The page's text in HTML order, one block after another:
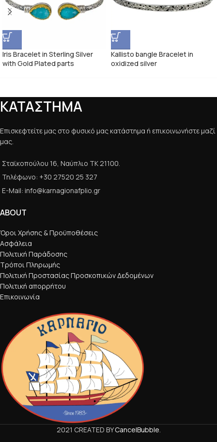
Iris Bracelet in Sterling Silver
with Gold Plated parts
Kallisto bangle Bracelet in
oxidized silver
ΚΑΤΑΣΤΗΜΑ
Επισκεφτείτε μας στο φυσικό μας κατάστημα ή επικοινωνήστε μαζί
μας.
Σταϊκοπούλου 16, Ναύπλιο ΤΚ 21100.
Τηλέφωνο: +30 27520 25 327
E-Mail: info@karnagionafplio.gr
ABOUT
Όροι Χρήσης & Προϋποθέσεις
Ασφάλεια
Πολιτική Παράδοσης
Τρόποι Πληρωμής
Πολιτική Προστασίας Προσκοπικών Δεδομένων
Πολιτική απορρήτου
Επικοινωνία
2021 CREATED BYCancelBubble.